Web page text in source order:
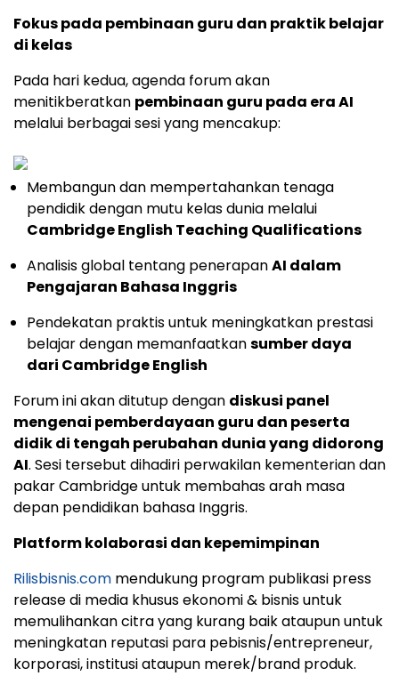
Fokus pada pembinaan guru dan praktik belajar
di kelas
Pada hari kedua, agenda forum akan
menitikberatkan pembinaan guru pada era AI
melalui berbagai sesi yang mencakup:
Membangun dan mempertahankan tenaga
pendidik dengan mutu kelas dunia melalui
Cambridge English Teaching Qualifications
Analisis global tentang penerapanAI dalam
Pengajaran Bahasa Inggris
Pendekatan praktis untuk meningkatkan prestasi
belajar dengan memanfaatkansumber daya
dari Cambridge English
Forum ini akan ditutup dengan diskusi panel
mengenai pemberdayaan guru dan peserta
didik di tengah perubahan dunia yang didorong
AI. Sesi tersebut dihadiri perwakilan kementerian dan
pakar Cambridge untuk membahas arah masa
depan pendidikan bahasa Inggris.
Platform kolaborasi dan kepemimpinan
Rilisbisnis.com mendukung program publikasi press
release di media khusus ekonomi & bisnis untuk
memulihankan citra yang kurang baik ataupun untuk
meningkatan reputasi para pebisnis/entrepreneur,
korporasi, institusi ataupun merek/brand produk.